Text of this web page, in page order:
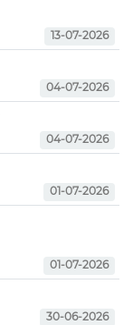
13-07-2026
04-07-2026
04-07-2026
01-07-2026
01-07-2026
30-06-2026